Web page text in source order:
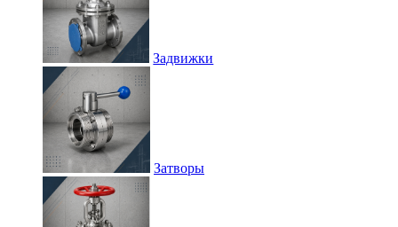
Задвижки
Затворы